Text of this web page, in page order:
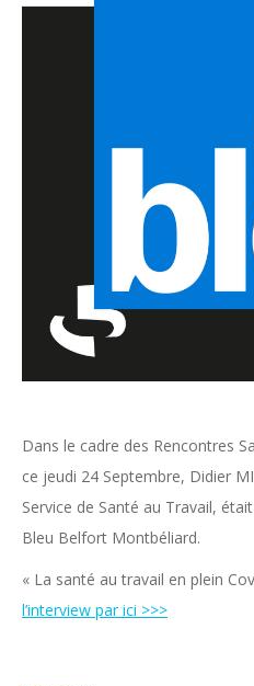
Dans le cadre des Rencontres
ce jeudi 24 Septembre, Didier
Service de Santé au Travail,
Bleu Belfort Montbéliard.
« La santé au travail en plein
l’interview par ici >>>